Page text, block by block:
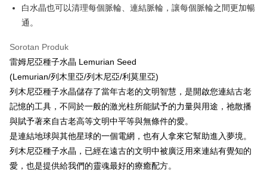
Pemindahan ATM
NT$80/pesanan | Penghantaran percuma untuk pesanan
NT$3,000 atau lebih
7-11取貨付款
NT$80/pesanan | Penghantaran percuma untuk pesanan
NT$3,000 atau lebih
賣家宅配幫您送（台灣）
白水晶也可以清理每個脈輪、連結脈輪，讓每個脈輪之間更加暢
通。
Sorotan Produk
雷姆尼亞種子水晶 Lemurian Seed
(Lemurian/列木里亞/列木尼亞/利莫里亞)
列木尼亞種子水晶儲存了當年古老的文明智慧，是開啟您連結古老
記憶的工具，不同於一般的激光柱所能賦予的力量與用途，祂散播
與賦予著來自古老高等文明中平等與無條件的愛。
是連結地球與其他星球的一個電網，也有人拿來它幫助進入夢境。
列木尼亞種子水晶，已經在遠古的文明中被廣泛用來連結有覺知的
愛，也是提供給我們的靈魂最好的療癒配方。